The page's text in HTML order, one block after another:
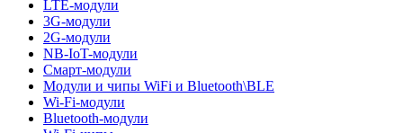
LTE-модули
3G-модули
2G-модули
NB-IoT-модули
Смарт-модули
Модули и чипы WiFi и Bluetooth\BLE
Wi-Fi-модули
Bluetooth-модули